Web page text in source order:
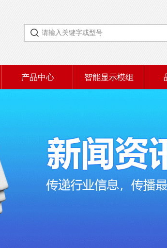
产品中心 智能显示模组